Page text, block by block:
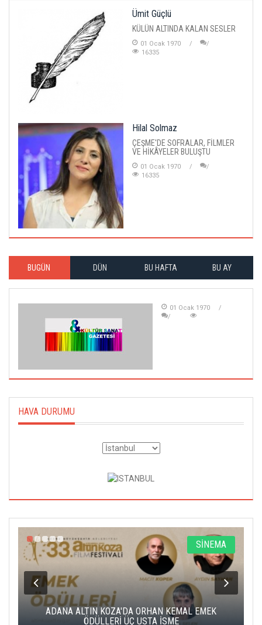
Ümit Güçlü
KÜLÜN ALTINDA KALAN SESLER
01 Ocak 1970
16335
Hilal Solmaz
ÇEŞME'DE SOFRALAR, FİLMLER
VE HİKÂYELER BULUŞTU
01 Ocak 1970
16335
BUGÜN DÜN BU HAFTA BU AY
01 Ocak 1970
HAVA DURUMU
SİNEMA
ADANA ALTIN KOZA'DA ORHAN KEMAL EMEK
ÖDÜLLERİ ÜÇ USTA İSME